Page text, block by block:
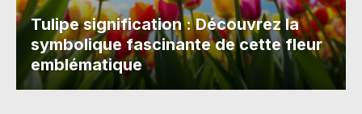
Tulipe signification : Découvrez la
symbolique fascinante de cette fleur
emblématique